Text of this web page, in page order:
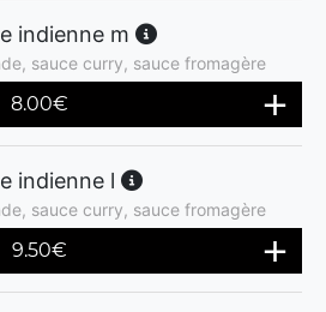
indienne m
sauce curry, sauce fromagère
8.00€
indienne l
sauce curry, sauce fromagère
9.50€